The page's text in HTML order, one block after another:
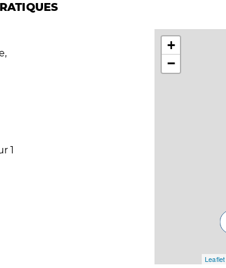
1
+
−
Leaflet